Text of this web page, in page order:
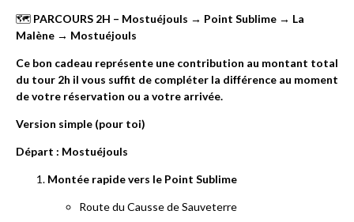
🗺️ PARCOURS 2H – Mostuéjouls → Point Sublime → La
Malène → Mostuéjouls
Ce bon cadeau représente une contribution au montant total
du tour 2h il vous suffit de compléter la différence au moment
de votre réservation ou a votre arrivée.
Version simple (pour toi)
Départ : Mostuéjouls
Montée rapide vers le Point Sublime
Route du Causse de Sauveterre